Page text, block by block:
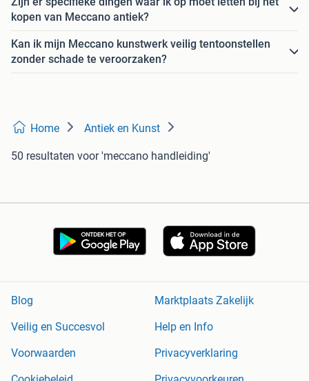
kopen van Meccano antiek?
Kan ik mijn Meccano kunstwerk veilig tentoonstellen
zonder schade te veroorzaken?
Home Antiek en Kunst
50 resultaten voor 'meccano handleiding'
Blog
Marktplaats Zakelijk
Veilig en Succesvol
Help en Info
Voorwaarden
Privacyverklaring